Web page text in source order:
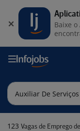
123 Vagas de Emprego de
Baixe